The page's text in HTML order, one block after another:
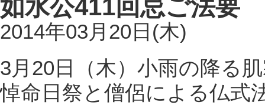
如水公411回忌ご法要
2014年03月20日(木)
3月20日（木）小雨の降る
悼命日祭と僧侶による仏式